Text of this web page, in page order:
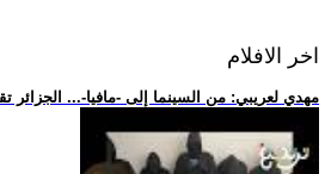
اخر الافلام
.. مهدي لعريبي: من السينما إلى -مافيا-...